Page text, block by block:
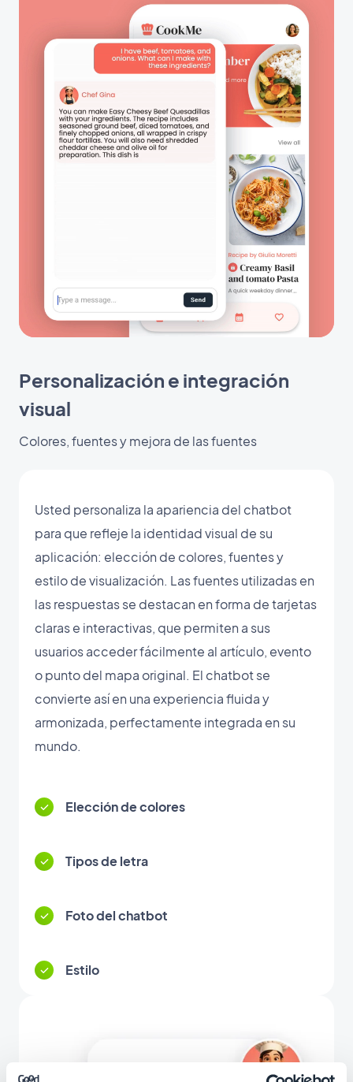
Personalización e integración
visual
Colores, fuentes y mejora de las fuentes
Usted personaliza la apariencia del chatbot
para que refleje la identidad visual de su
aplicación: elección de colores, fuentes y
estilo de visualización. Las fuentes utilizadas en
las respuestas se destacan en forma de tarjetas
claras e interactivas, que permiten a sus
usuarios acceder fácilmente al artículo, evento
o punto del mapa original. El chatbot se
convierte así en una experiencia fluida y
armonizada, perfectamente integrada en su
mundo.
Elección de colores
Tipos de letra
Foto del chatbot
Estilo